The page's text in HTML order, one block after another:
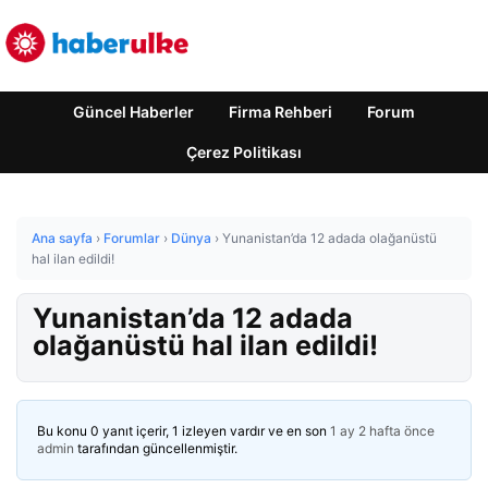
Güncel Haberler Firma Rehberi Forum
Çerez Politikası
Ana sayfa › Forumlar › Dünya › Yunanistan’da 12 adada olağanüstü
hal ilan edildi!
Yunanistan’da 12 adada
olağanüstü hal ilan edildi!
Bu konu 0 yanıt içerir, 1 izleyen vardır ve en son 1 ay 2 hafta önce
admin tarafından güncellenmiştir.